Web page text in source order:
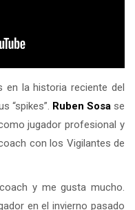
en la historia reciente del
“spikes”. Ruben Sosa se
jugador profesional y
con los Vigilantes de
y me gusta mucho.
en el invierno pasado